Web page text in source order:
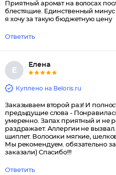
Приятный аромат на волосах
блестящие. Единственный минус
я хочу за такую бюджетную цену
Ответить
Е
Елена
Куплено на Beloris.ru
Заказываем второй раз! И
предыдущие слова -
умеренно. Запах приятный и не
раздражает. Аллергии не
щиплет. Волосики мягкие,
Мы рекомендуем. обязательно
заказали) Спасибо!!!
Ответить